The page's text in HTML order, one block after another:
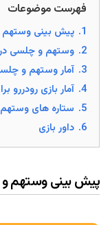
فهرست موضوعات
1. پیش بینی
2. وستهم و چلسی
3. آمار وستهم و
4. آمار بازی
5. ستاره های
6. داور بازی
پیش بینی وستهم